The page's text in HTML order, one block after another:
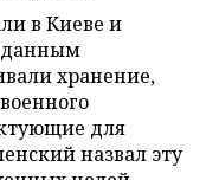
в Киеве и
данным
хранение,
для
назвал эту